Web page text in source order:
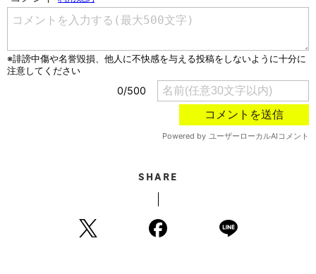
SHARE